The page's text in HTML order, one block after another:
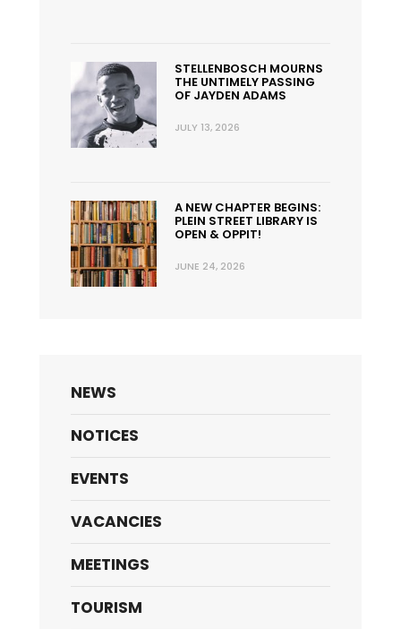
STELLENBOSCH MOURNS
THE UNTIMELY PASSING
OF JAYDEN ADAMS
JULY 13, 2026
A NEW CHAPTER BEGINS:
PLEIN STREET LIBRARY IS
OPEN & OPPIT!
JUNE 24, 2026
NEWS
NOTICES
EVENTS
VACANCIES
MEETINGS
TOURISM